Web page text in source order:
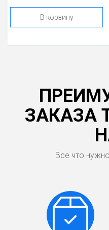
В корзину
ЗАКАЗА
Все что